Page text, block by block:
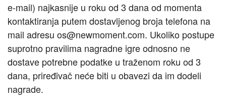
e-mail) najkasnije u roku od 3 dana od momenta
kontaktiranja putem dostavljenog broja telefona na
mail adresu os@newmoment.com. Ukoliko postupe
suprotno pravilima nagradne igre odnosno ne
dostave potrebne podatke u traženom roku od 3
dana, priređivač neće biti u obavezi da im dodeli
nagrade.